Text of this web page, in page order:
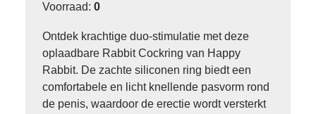
Voorraad: 0
Ontdek krachtige duo-stimulatie met deze
oplaadbare Rabbit Cockring van Happy
Rabbit. De zachte siliconen ring biedt een
comfortabele en licht knellende pasvorm rond
de penis, waardoor de erectie wordt versterkt